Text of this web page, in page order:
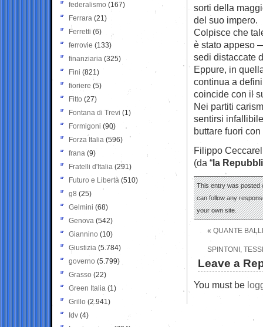
sorti della
del suo impero.
Colpisce che
è stato appeso
sedi distaccate
Eppure, in
continua a
coincide con il
Nei partiti
sentirsi
buttare fuori
Filippo
(da “la
This entry was posted
can follow any
your own site.
« QUANTE
SPINTONI,
Leave a
You must be
federalismo (167)
Ferrara (21)
Ferretti (6)
ferrovie (133)
finanziaria (325)
Fini (821)
fioriere (5)
Fitto (27)
Fontana di Trevi (1)
Formigoni (90)
Forza Italia (596)
frana (9)
Fratelli d'Italia (291)
Futuro e Libertà (510)
g8 (25)
Gelmini (68)
Genova (542)
Giannino (10)
Giustizia (5.784)
governo (5.799)
Grasso (22)
Green Italia (1)
Grillo (2.941)
Idv (4)